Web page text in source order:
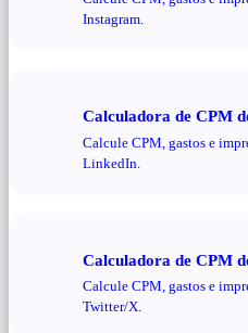
Instagram.
Calculadora de CPM
Calcule CPM, gastos e
LinkedIn.
Calculadora de CPM
Calcule CPM, gastos e
Twitter/X.